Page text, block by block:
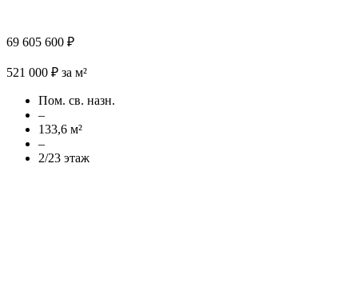
69 605 600 ₽
521 000 ₽ за м²
Пом. св. назн.
–
133,6 м²
–
2/23 этаж